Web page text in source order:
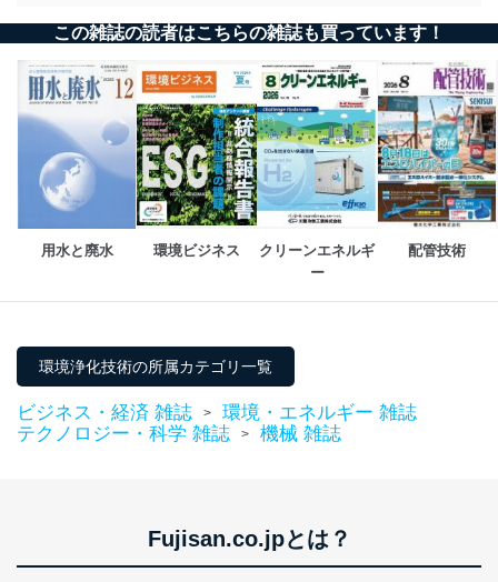
この雑誌の読者はこちらの雑誌も買っています！
用水と廃水 環境ビジネス
クリーンエネルギ
ー
配管技術
環境浄化技術の所属カテゴリ一覧
ビジネス・経済 雑誌 >
環境・エネルギー 雑誌
テクノロジー・科学 雑誌
> 機械 雑誌
Fujisan.co.jpとは？